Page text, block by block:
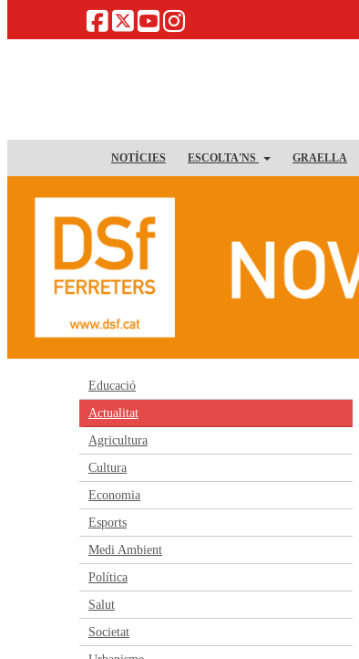
NOTÍCIES ESCOLTA'NS GRAELLA
Educació
Actualitat
Agricultura
Cultura
Economia
Esports
Medi Ambient
Política
Salut
Societat